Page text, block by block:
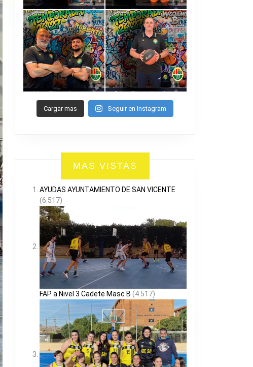
Cargar mas Seguir en Instagram
MAS VISTAS
AYUDAS AYUNTAMIENTO DE SAN VICENTE
(6.517)
FAP a Nivel 3 Cadete Masc B (4.517)